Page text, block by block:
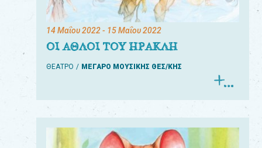
14 Μαΐου 2022- 15 Μαΐου 2022
ΟΙ ΑΘΛΟΙ ΤΟΥ ΗΡΑΚΛΗ
ΘΕΑΤΡΟ ΜΕΓΑΡΟ ΜΟΥΣΙΚΗΣ ΘΕΣ/ΚΗΣ